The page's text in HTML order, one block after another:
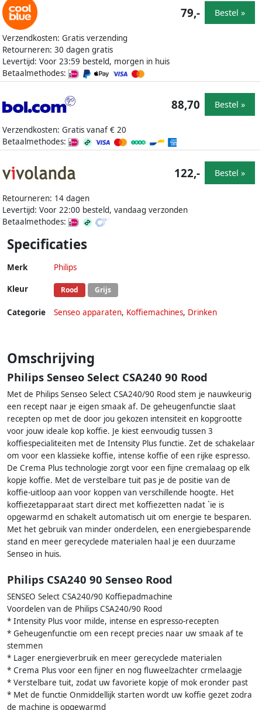
Verzendkosten: Gratis verzending
Retourneren: 30 dagen gratis
Levertijd: Voor 23:59 besteld, morgen in huis
Betaalmethodes:
79,- Bestel »
Verzendkosten: Gratis vanaf € 20
Betaalmethodes:
88,70 Bestel »
Retourneren: 14 dagen
Levertijd: Voor 22:00 besteld, vandaag verzonden
Betaalmethodes:
122,- Bestel »
Specificaties
Merk Philips
Kleur Rood Grijs
Categorie Senseo apparaten, Koffiemachines, Drinken
Omschrijving
Philips Senseo Select CSA240 90 Rood
Met de Philips Senseo Select CSA240/90 Rood stem je nauwkeurig
een recept naar je eigen smaak af. De geheugenfunctie slaat
recepten op met de door jou gekozen intensiteit en kopgrootte
voor jouw ideale kop koffie. Je kiest eenvoudig tussen 3
koffiespecialiteiten met de Intensity Plus functie. Zet de schakelaar
om voor een klassieke koffie, intense koffie of een rijke espresso.
De Crema Plus technologie zorgt voor een fijne cremalaag op elk
kopje koffie. Met de verstelbare tuit pas je de positie van de
koffie-uitloop aan voor koppen van verschillende hoogte. Het
koffiezetapparaat start direct met koffiezetten nadat `ie is
opgewarmd en schakelt automatisch uit om energie te besparen.
Met het gebruik van minder onderdelen, een energiebesparende
stand en meer gerecyclede materialen haal je een duurzame
Senseo in huis.
Philips CSA240 90 Senseo Rood
SENSEO Select CSA240/90 Koffiepadmachine
Voordelen van de Philips CSA240/90 Rood
* Intensity Plus voor milde, intense en espresso-recepten
* Geheugenfunctie om een recept precies naar uw smaak af te
stemmen
* Lager energieverbruik en meer gerecyclede materialen
* Crema Plus voor een fijner en nog fluweelzachter crmelaagje
* Verstelbare tuit, zodat uw favoriete kopje of mok eronder past
* Met de functie Onmiddellijk starten wordt uw koffie gezet zodra
de machine is opgewarmd